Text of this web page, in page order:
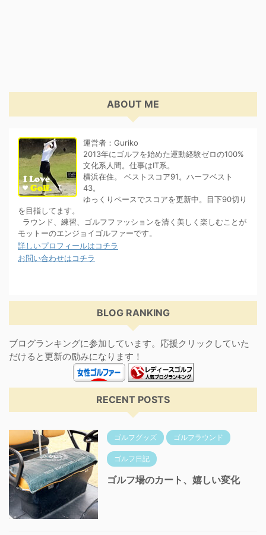
ABOUT ME
運営者：Guriko
2013年にゴルフを始めた運動経験ゼロの100%
文化系人間。仕事はIT系。
横浜在住。 ベストスコア91。ハーフベスト
43。
ゆっくりペースでスコアを更新中。目下90切り
を目指してます。
ラウンド、練習、ゴルフファッションを清く美しく楽しむことが
モットーのエンジョイゴルファーです。
詳しいプロフィールはコチラ
お問い合わせはコチラ
BLOG RANKING
ブログランキングに参加しています。応援クリックしていた
だけると更新の励みになります！
RECENT POSTS
ゴルフグッズ ゴルフラウンド
ゴルフ日記
ゴルフ場のカート、嬉しい変化